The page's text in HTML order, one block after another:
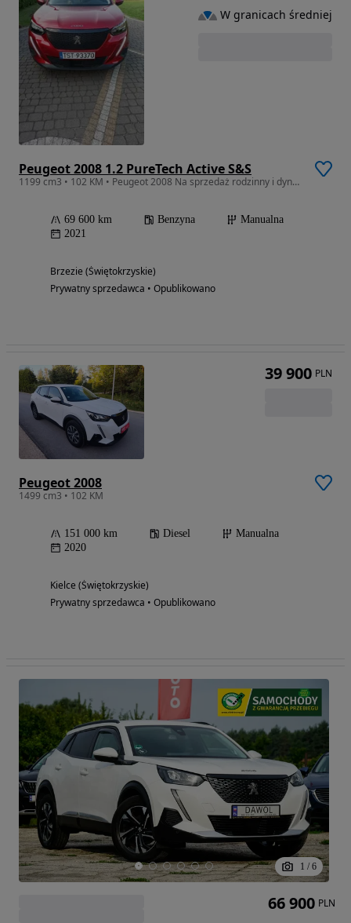
Peugeot 2008 1.2 PureTech Active S&S
1199 cm3 • 102 KM • Peugeot 2008 Na sprzedaż rodzinny i dynamiczny samochód
69 600 km Benzyna
Manualna
2021
Brzezie (Świętokrzyskie)
Prywatny sprzedawca • Opublikowano
W granicach średniej
Peugeot 2008
1499 cm3 • 102 KM
151 000 km Diesel
Manualna
2020
Kielce (Świętokrzyskie)
Prywatny sprzedawca • Opublikowano
39 900 PLN
1 / 6
66 900 PLN